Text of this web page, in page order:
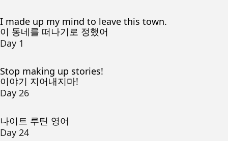
I made up my mind to leave this town.
이 동네를 떠나기로 정했어
Day 1
Stop making up stories!
이야기 지어내지마!
Day 26
나이트 루틴 영어
Day 24